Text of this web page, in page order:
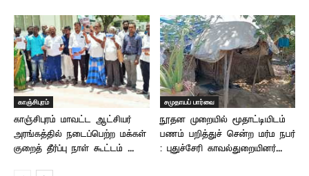
காஞ்சிபுரம்
காஞ்சிபுரம் மாவட்ட ஆட்சியர்
அரங்கத்தில் நடைப்பெற்ற மக்கள்
குறைத் தீர்ப்பு நாள் கூட்டம் ...
சமுதாயப் பார்வை
நூதன முறையில் மூதாட்டியிடம்
பணம் பறித்துச் சென்ற மர்ம நபர்
: புதுச்சேரி காவல்துறையினர்...